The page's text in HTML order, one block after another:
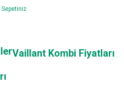
Sepetiniz
Vaillant Kombi Fiyatları